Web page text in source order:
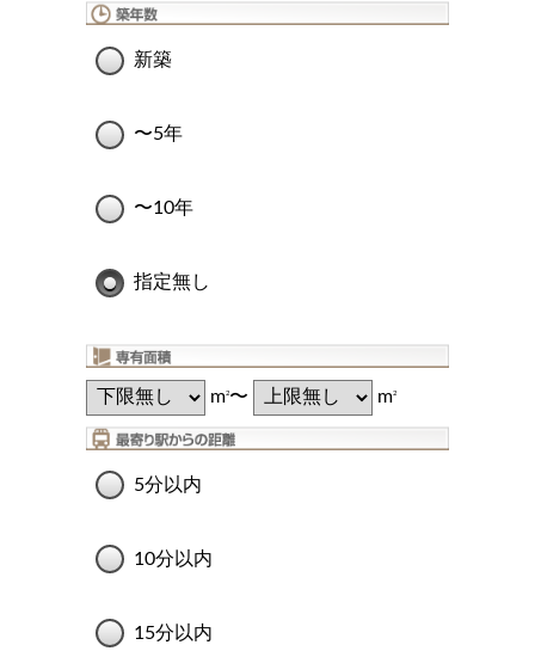
新築
〜5年
〜10年
指定無し
m2〜 m2
5分以内
10分以内
15分以内